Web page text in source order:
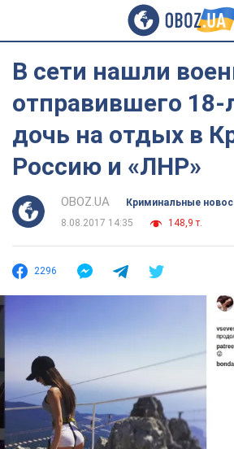
В сети нашли
отправившего
дочь на отдых в
Россию и «ЛНР»
OBOZ.UA
Криминальные
8.08.2017 14:35
148,9 т.
2296